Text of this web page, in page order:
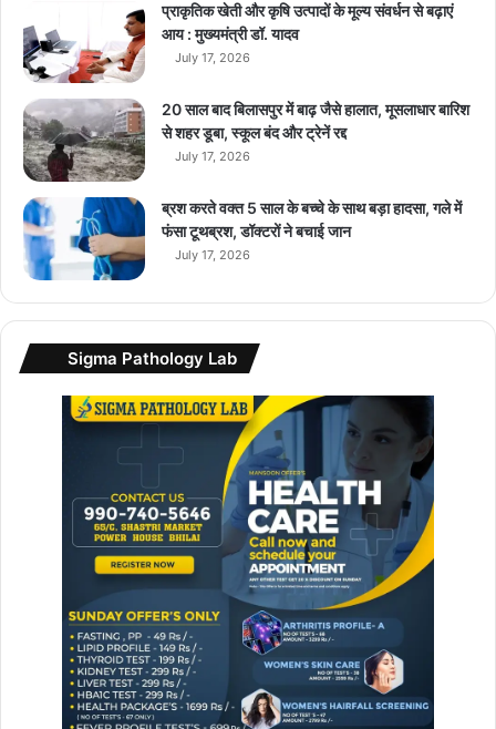
4
सा
के
मॉ
नि
टो
रि
य
म
में
ग
छू
प्राकृतिक खेती और कृषि उत्पादों के मूल्य संवर्धन से बढ़ाएं
आय : मुख्यमंत्री डॉ. यादव
July 17, 2026
20 साल बाद बिलासपुर में बाढ़ जैसे हालात, मूसलाधार बारिश
से शहर डूबा, स्कूल बंद और ट्रेनें रद्द
July 17, 2026
ब्रश करते वक्त 5 साल के बच्चे के साथ बड़ा हादसा, गले में
फंसा टूथब्रश, डॉक्टरों ने बचाई जान
July 17, 2026
Sigma Pathology Lab